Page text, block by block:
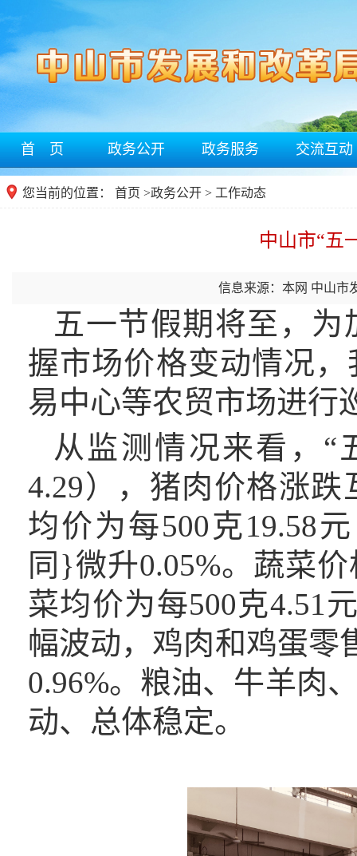
首 页 政务公开 政务服务 交流互动
您当前的位置： 首页 >政务公开 > 工作动态
中山市“五
信息来源：本网 中山市
五一节假期将至， 为
握市场价格变动情况，
易中心等农贸市场进行
从 监测 情况来看 ， “
4.29） ，猪肉价格涨跌
均价为每500克19.58
同 }微升0.05%。蔬菜
菜均价为每500克4.51
幅波动，鸡肉和鸡蛋零
0.96%。粮油、牛羊肉
动、总体稳定。